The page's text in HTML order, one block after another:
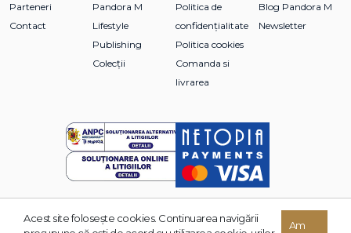
Parteneri
Contact
Pandora M
Lifestyle
Publishing
Colecții
Politica de
confidențialitate
Politica cookies
Comanda si
livrarea
Blog Pandora M
Newsletter
© 2026 Grupul Editorial TREI. Toate drepturile rezervate.
Acest site foloseşte cookies. Continuarea navigării
Am